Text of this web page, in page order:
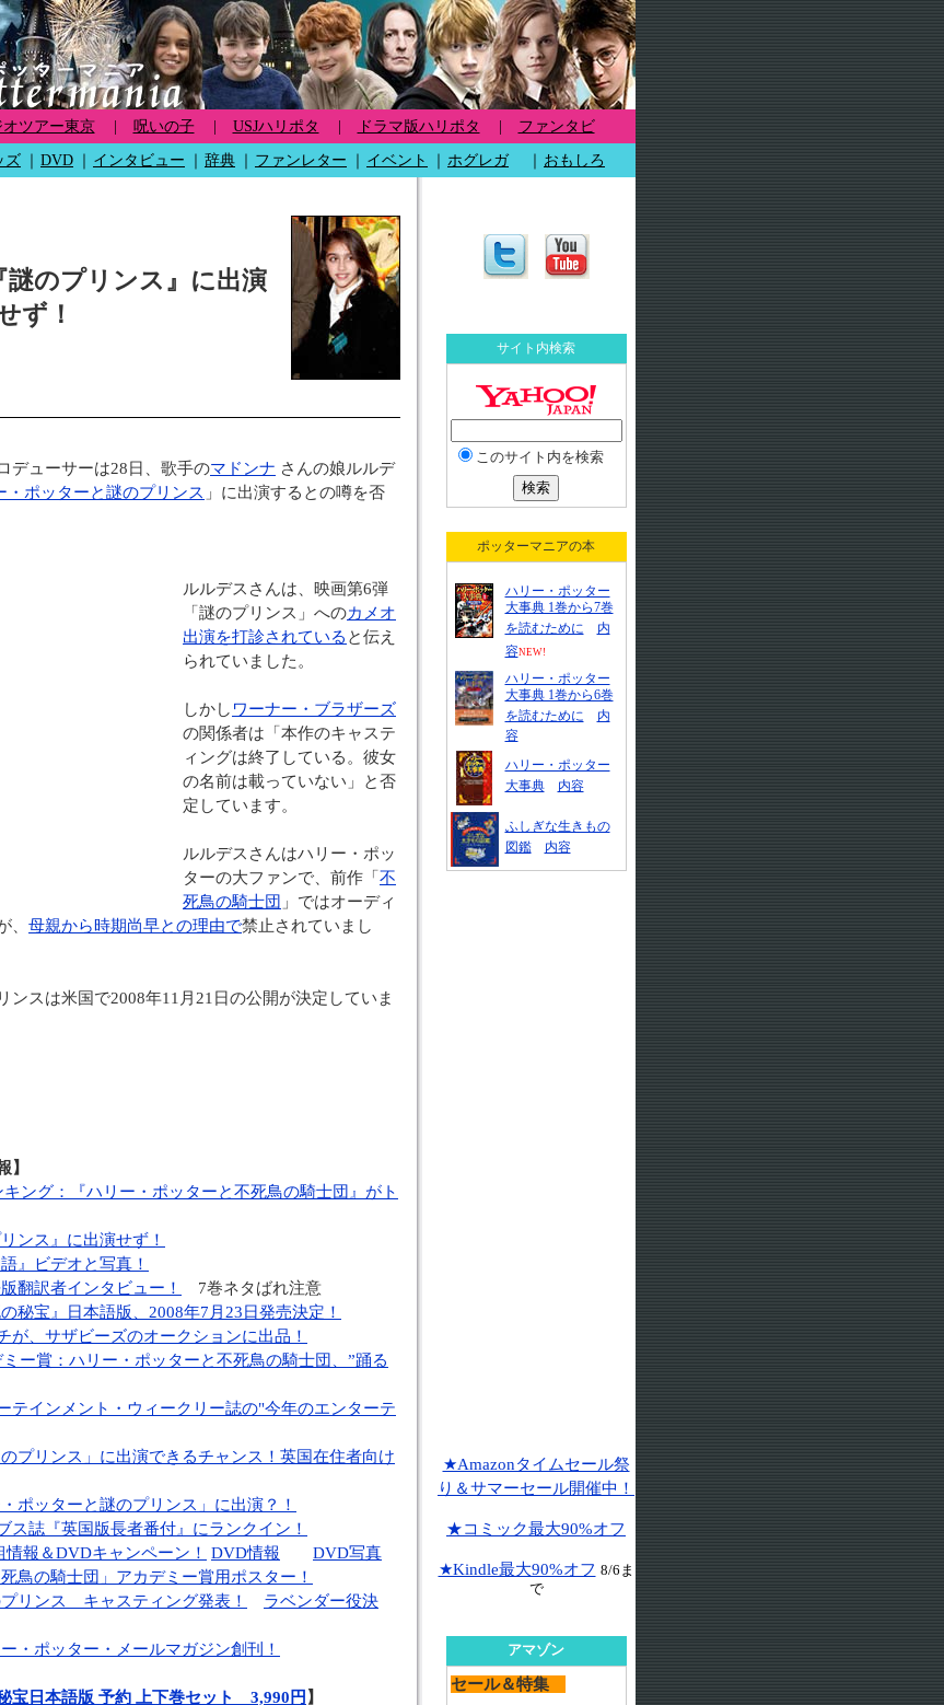
オツアー東京 呪いの子 USJハリポタ ドラマ版ハリポタ ファンタビ
ズ DVD インタビュー 辞典 ファンレター イベント ホグレガ おもしろ
のプリンス』に出演
ず！
デューサーは28日、歌手のマドンナ さんの娘ルルデ
・ポッターと謎のプリンス 」に出演するとの噂を否
ルルデスさんは、映画第6弾
「謎のプリンス」へのカメオ
出演を打診されている と伝え
られていました。
しかし ワーナー・ブラザーズ
の関係者は「本作のキャステ
ィングは終了している。彼女
の名前は載っていない」と否
定しています。
ルルデスさんはハリー・ポッ
ターの大ファンで、前作「 不
死鳥の騎士団 」ではオーディ
、 母親から時期尚早との理由で禁止されていまし
ンスは米国で2008年11月21日の公開が決定していま
】
ング：『ハリー・ポッターと不死鳥の騎士団』がト
ンス』に出演せず！
』ビデオと写真！
翻訳者インタビュー！
7巻ネタばれ注意
秘宝』日本語版、2008年7月23日発売決定！
が、サザビーズのオークションに出品！
ー賞：ハリー・ポッターと不死鳥の騎士団、”踊る
テインメント・ウィークリー誌の"今年のエンターテ
プリンス」に出演できるチャンス！英国在住者向け
ポッターと謎のプリンス」に出演？！
ス誌『英国版長者番付』にランクイン！
報＆DVDキャンペーン！
DVD情報
DVD写真
鳥の騎士団」アカデミー賞用ポスター！
リンス キャスティング発表！
ラベンダー役決
・ポッター・メールマガジン創刊！
宝日本語版 予約 上下巻セット 3,990円 】
サイト内検索
このサイト内を検索
ポッターマニアの本
ハリー・ポッター
大事典 1巻から7巻
を読むために
内
容NEW!
ハリー・ポッター
大事典 1巻から6巻
を読むために
内
容
ハリー・ポッター
大事典
内容
ふしぎな生きもの
図鑑
内容
★Amazonタイムセール祭
り＆サマーセール開催中！
★コミック最大90%オフ
★Kindle最大90%オフ 8/6ま
で
アマゾン
セール＆特集